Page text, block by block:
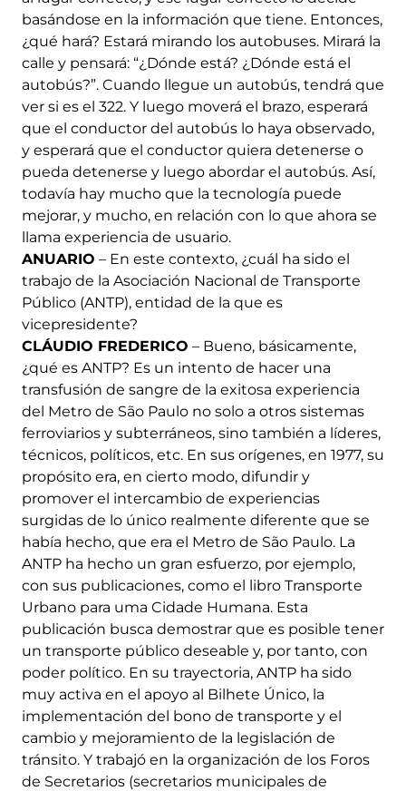
basándose en la información que tiene. Entonces,
¿qué hará? Estará mirando los autobuses. Mirará la
calle y pensará: “¿Dónde está? ¿Dónde está el
autobús?”. Cuando llegue un autobús, tendrá que
ver si es el 322. Y luego moverá el brazo, esperará
que el conductor del autobús lo haya observado,
y esperará que el conductor quiera detenerse o
pueda detenerse y luego abordar el autobús. Así,
todavía hay mucho que la tecnología puede
mejorar, y mucho, en relación con lo que ahora se
llama experiencia de usuario.
ANUARIO – En este contexto, ¿cuál ha sido el
trabajo de la Asociación Nacional de Transporte
Público (ANTP), entidad de la que es
vicepresidente?
CLÁUDIO FREDERICO – Bueno, básicamente,
¿qué es ANTP? Es un intento de hacer una
transfusión de sangre de la exitosa experiencia
del Metro de São Paulo no solo a otros sistemas
ferroviarios y subterráneos, sino también a líderes,
técnicos, políticos, etc. En sus orígenes, en 1977, su
propósito era, en cierto modo, difundir y
promover el intercambio de experiencias
surgidas de lo único realmente diferente que se
había hecho, que era el Metro de São Paulo. La
ANTP ha hecho un gran esfuerzo, por ejemplo,
con sus publicaciones, como el libro Transporte
Urbano para uma Cidade Humana. Esta
publicación busca demostrar que es posible tener
un transporte público deseable y, por tanto, con
poder político. En su trayectoria, ANTP ha sido
muy activa en el apoyo al Bilhete Único, la
implementación del bono de transporte y el
cambio y mejoramiento de la legislación de
tránsito. Y trabajó en la organización de los Foros
de Secretarios (secretarios municipales de